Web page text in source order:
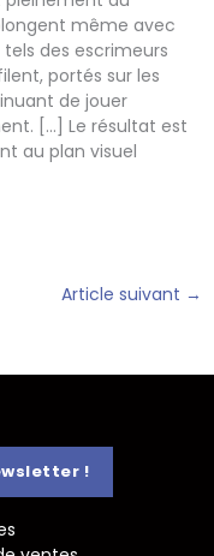
même avec
des escrimeurs
portés sur les
de jouer
[…] Le résultat est
au plan visuel
Article suivant →
!